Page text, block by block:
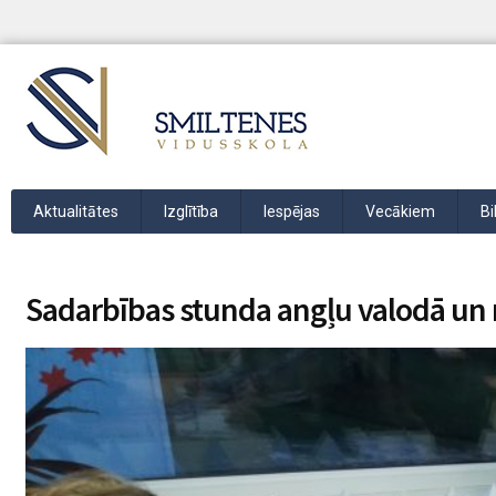
Aktualitātes Izglītība Iespējas Vecākiem
Sadarbības stunda angļu valodā